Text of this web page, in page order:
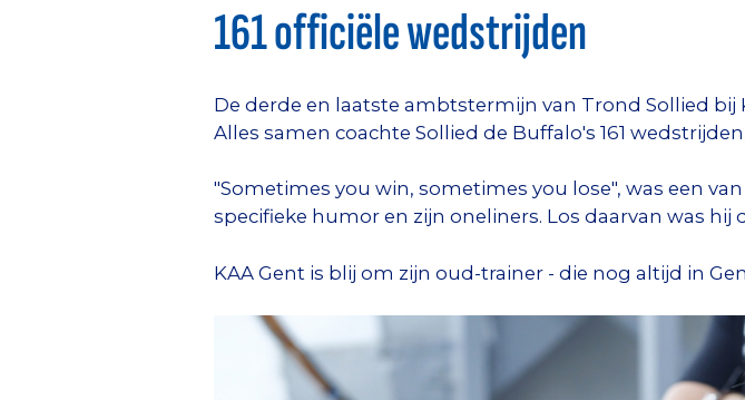
161 officiële wedstrijden
De derde en laatste ambtstermijn van Trond Sollied bij
Alles samen coachte Sollied de Buffalo's 161
"Sometimes you win, sometimes you lose", was een
specifieke humor en zijn oneliners. Los daarvan was
KAA Gent is blij om zijn oud-trainer - die nog altijd in